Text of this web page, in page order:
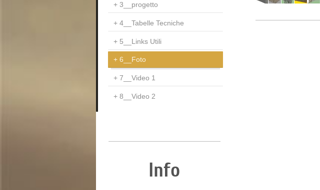
3__progetto
4__Tabelle Tecniche
5__Links Utili
6__Foto
7__Video 1
8__Video 2
Info